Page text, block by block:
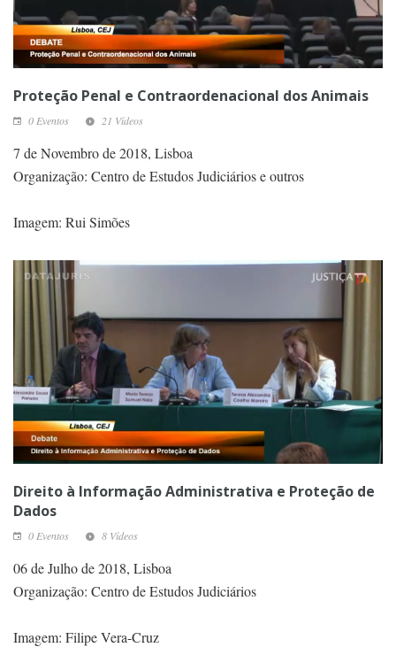
Proteção Penal e Contraordenacional dos Animais
0 Eventos 21 Vídeos
7 de Novembro de 2018, Lisboa
Organização: Centro de Estudos Judiciários e outros
Imagem: Rui Simões
Direito à Informação Administrativa e Proteção de
Dados
0 Eventos 8 Vídeos
06 de Julho de 2018, Lisboa
Organização: Centro de Estudos Judiciários
Imagem: Filipe Vera-Cruz